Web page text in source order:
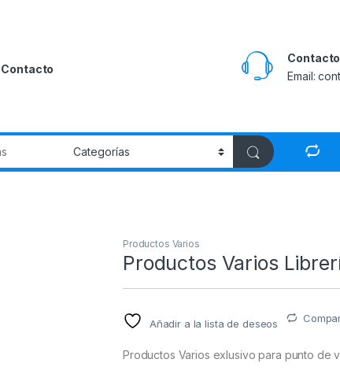
Contacto
Contacto
Email:
Productos Varios
Productos Varios
Añadir a la lista de deseos
Productos Varios exlusivo para punto de